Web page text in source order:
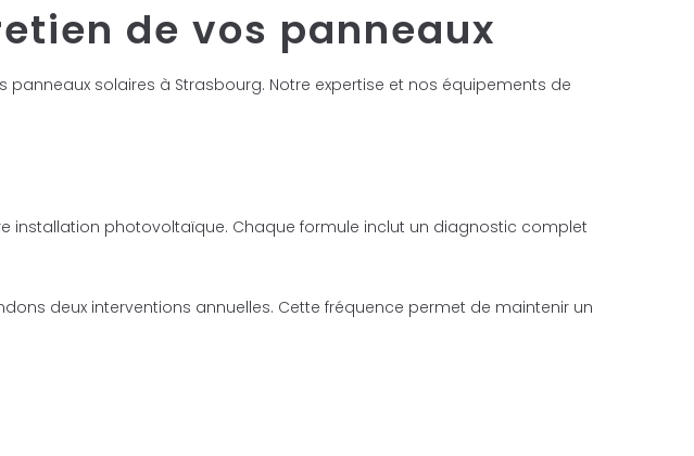
de vos panneaux
panneaux solaires à Strasbourg. Notre expertise et nos équipements de
installation photovoltaïque. Chaque formule inclut un diagnostic complet
deux interventions annuelles. Cette fréquence permet de maintenir un